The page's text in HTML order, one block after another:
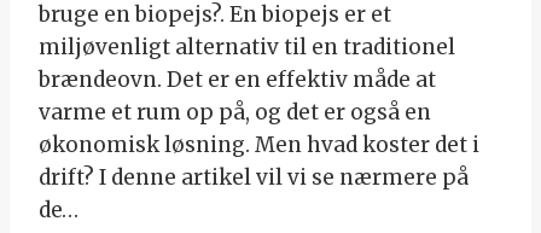
bruge en biopejs?. En biopejs er et
miljøvenligt alternativ til en traditionel
brændeovn. Det er en effektiv måde at
varme et rum op på, og det er også en
økonomisk løsning. Men hvad koster det i
drift? I denne artikel vil vi se nærmere på
de…